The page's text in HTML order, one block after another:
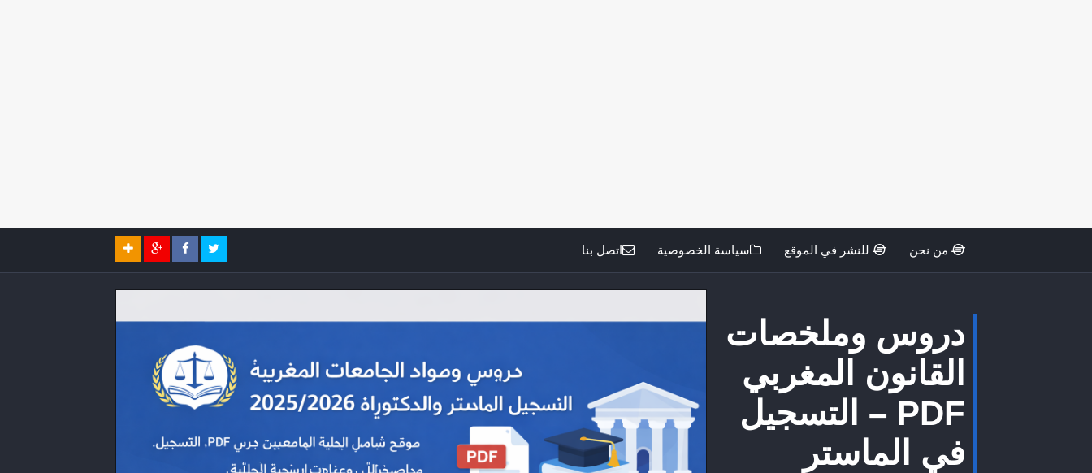
من نحن للنشر في الموقع سياسة الخصوصية اتصل بنا
دروس وملخصات
القانون المغربي
PDF – التسجيل
في الماستر